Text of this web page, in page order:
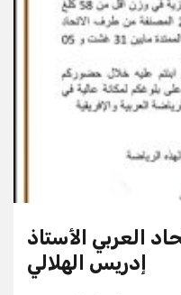
العربي الأستاذ
إدريس الهلالي